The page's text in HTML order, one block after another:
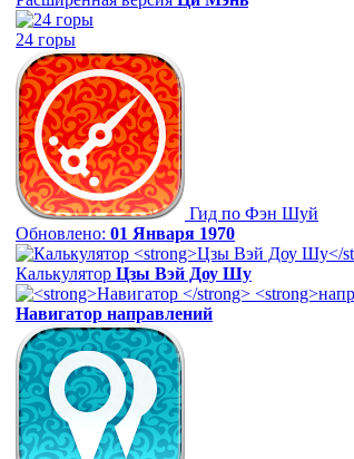
24 горы
Гид по Фэн Шуй
Обновлено: 01 Января 1970
Калькулятор Цзы Вэй Доу Шу
Навигатор направлений